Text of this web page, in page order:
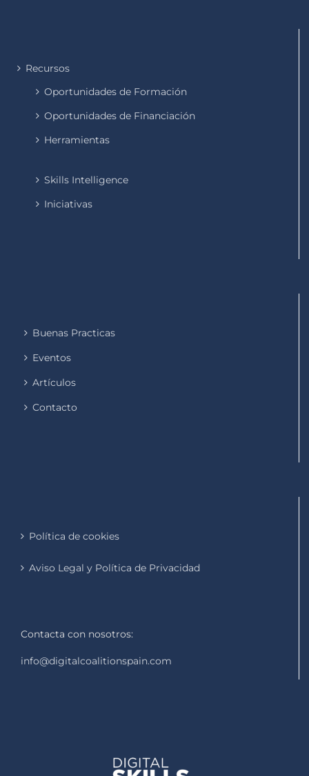
Recursos
Oportunidades de Formación
Oportunidades de Financiación
Herramientas
Skills Intelligence
Iniciativas
Buenas Practicas
Eventos
Artículos
Contacto
Política de cookies
Aviso Legal y Política de Privacidad
Contacta con nosotros:
info@digitalcoalitionspain.com